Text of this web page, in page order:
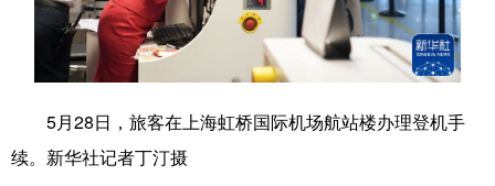
食品 人居 信息化 数字经济
学术中国 乡村振兴 银龄 溯源中国
彩票 娱乐
5月28日，旅客在上海虹桥国际机场航站楼办理登机手
续。 新华社记者丁汀摄